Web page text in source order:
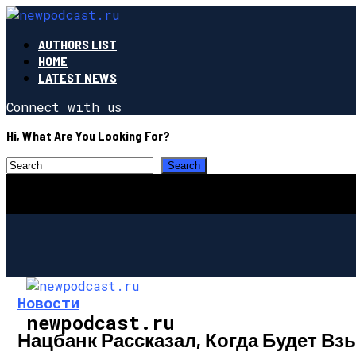
AUTHORS LIST
HOME
LATEST NEWS
Connect with us
Hi, What Are You Looking For?
newpodcast.ru
Новости
Нацбанк Рассказал, Когда Будет